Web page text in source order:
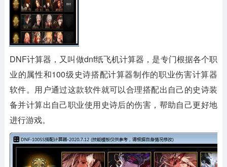
DNF计算器，又叫做dnf纸飞机计算器，是专门根据各个职
业的属性和100级史诗搭配计算器制作的职业伤害计算器
软件。用户通过这款软件就可以合理搭配出自己的史诗装
备并计算出自己职业使用史诗后的伤害，帮助自己更好地
进行游戏。